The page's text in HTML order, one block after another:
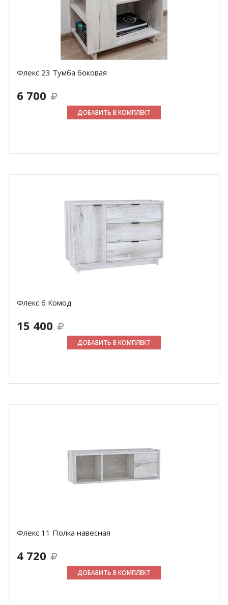
Флекс 23 Тумба боковая
6 700
ДОБАВИТЬ В КОМПЛЕКТ
Флекс 6 Комод
15 400
ДОБАВИТЬ В КОМПЛЕКТ
Флекс 11 Полка навесная
4 720
ДОБАВИТЬ В КОМПЛЕКТ